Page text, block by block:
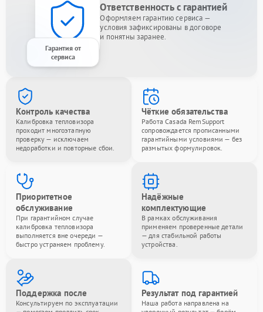
Гарантия от
сервиса
Ответственность с гарантией
Оформляем гарантию сервиса —
условия зафиксированы в договоре
и понятны заранее.
Контроль качества
Калибровка тепловизора
проходит многоэтапную
проверку — исключаем
недоработки и повторные сбои.
Чёткие обязательства
Работа Casada RemSupport
сопровождается прописанными
гарантийными условиями — без
размытых формулировок.
Приоритетное
обслуживание
При гарантийном случае
калибровка тепловизора
выполняется вне очереди —
быстро устраняем проблему.
Надёжные
комплектующие
В рамках обслуживания
применяем проверенные детали
— для стабильной работы
устройства.
Поддержка после
Консультируем по эксплуатации
Результат под гарантией
Наша работа направлена на